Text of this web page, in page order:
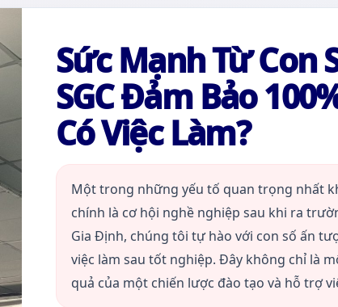
Sức Mạnh Từ Con
SGC Đảm Bảo
Có Việc Làm?
Một trong những yếu tố quan trọng nhất
chính là cơ hội nghề nghiệp sau khi ra
Gia Định, chúng tôi tự hào với con số ấn
việc làm sau tốt nghiệp. Đây không chỉ là
quả của một chiến lược đào tạo và hỗ trợ